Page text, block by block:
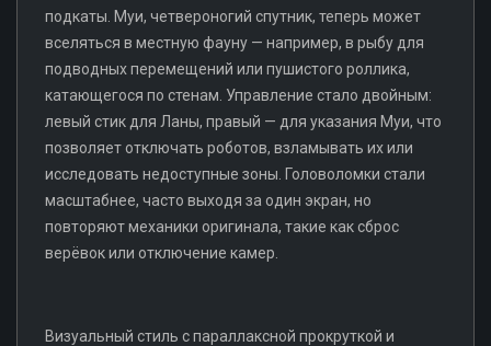
подкаты. Муи, четвероногий спутник, теперь может
вселяться в местную фауну — например, в рыбу для
подводных перемещений или пушистого роллика,
катающегося по стенам. Управление стало двойным:
левый стик для Ланы, правый — для указания Муи, что
позволяет отключать роботов, взламывать их или
исследовать недоступные зоны. Головоломки стали
масштабнее, часто выходя за один экран, но
повторяют механики оригинала, такие как сброс
верёвок или отключение камер.
Визуальный стиль с параллаксной прокруткой и